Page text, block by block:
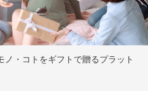
・コトをギフトで贈るプラット